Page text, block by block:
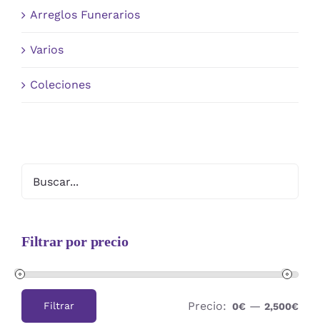
Arreglos Funerarios
Varios
Coleciones
Filtrar por precio
Filtrar Precio: 0€ —2,500€